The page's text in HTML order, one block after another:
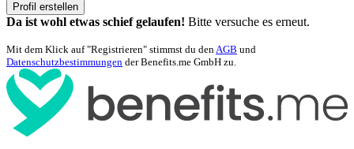
Profil erstellen
Da ist wohl etwas schief gelaufen! Bitte versuche es erneut.
Mit dem Klick auf "Registrieren" stimmst du denAGB und
Datenschutzbestimmungen der Benefits.me GmbH zu.